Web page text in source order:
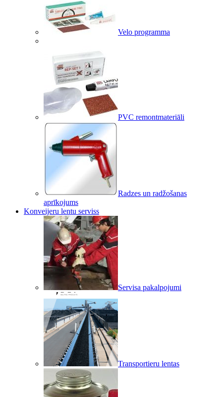
Velo programma
PVC remontmateriāli
Radzes un radžošanas
aprīkojums
Konveijeru lentu serviss
Servisa pakalpojumi
Transportieru lentas